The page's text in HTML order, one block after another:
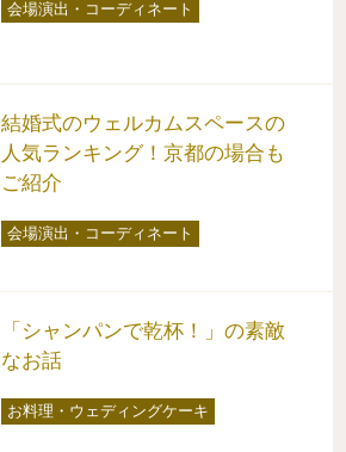
会場演出・コーディネート
結婚式のウェルカムスペースの
人気ランキング！京都の場合も
ご紹介
会場演出・コーディネート
「シャンパンで乾杯！」の素敵
なお話
お料理・ウェディングケーキ